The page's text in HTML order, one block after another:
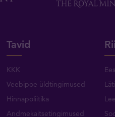
Tavid
KKK
Veebipoe üldtingimused
Hinnapoliitika
Andmekaitsetingimused
Läti